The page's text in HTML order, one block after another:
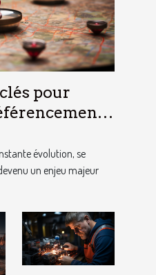
pour
site internet
évolution, se
un enjeu majeur